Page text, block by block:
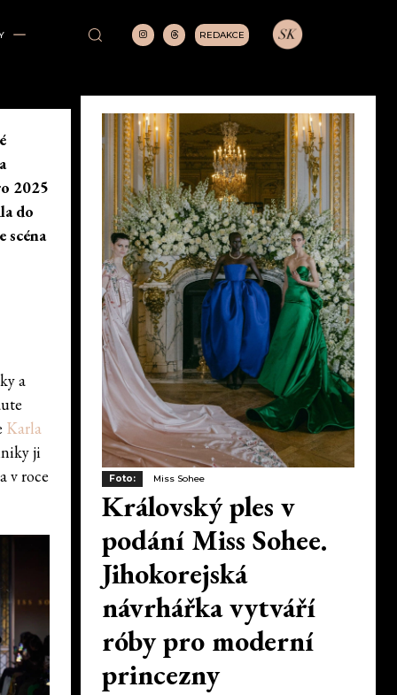
REDAKCE
2025
do
scéna
a
Karla
ji
v roce
Foto: Miss Sohee
Královský ples v
podání Miss Sohee.
Jihokorejská
návrhářka vytváří
róby pro moderní
princezny